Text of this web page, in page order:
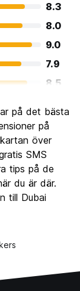
8.3
8.0
9.0
7.9
8.5
7.5
7.2
7.3
på det bästa
på
över
SMS
tips på de
du är där.
till Dubai